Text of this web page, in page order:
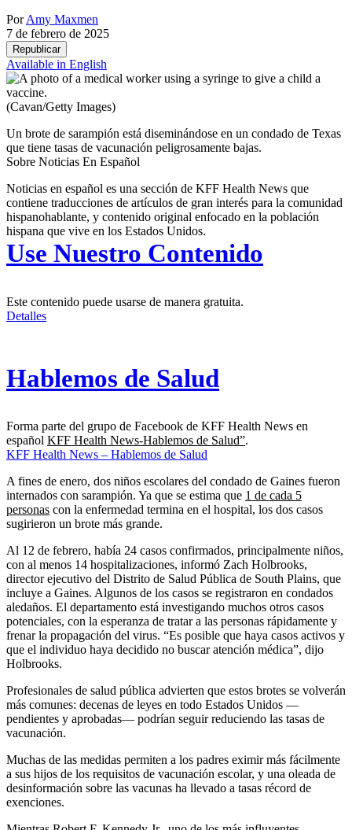
PorAmy Maxmen
7 de febrero de 2025
Republicar
Available in English
(Cavan/Getty Images)
Un brote de sarampión está diseminándose en un condado de Texas
que tiene tasas de vacunación peligrosamente bajas.
Sobre Noticias En Español
Noticias en español es una sección de KFF Health News que
contiene traducciones de artículos de gran interés para la comunidad
hispanohablante, y contenido original enfocado en la población
hispana que vive en los Estados Unidos.
Use Nuestro Contenido
Este contenido puede usarse de manera gratuita.
Detalles
Hablemos de Salud
Forma parte del grupo de Facebook de KFF Health News en
español KFF Health News-Hablemos de Salud”.
KFF Health News – Hablemos de Salud
A fines de enero, dos niños escolares del condado de Gaines fueron
internados con sarampión. Ya que se estima que 1 de cada 5
personas con la enfermedad termina en el hospital, los dos casos
sugirieron un brote más grande.
Al 12 de febrero, había 24 casos confirmados, principalmente niños,
con al menos 14 hospitalizaciones, informó Zach Holbrooks,
director ejecutivo del Distrito de Salud Pública de South Plains, que
incluye a Gaines. Algunos de los casos se registraron en condados
aledaños. El departamento está investigando muchos otros casos
potenciales, con la esperanza de tratar a las personas rápidamente y
frenar la propagación del virus. “Es posible que haya casos activos y
que el individuo haya decidido no buscar atención médica”, dijo
Holbrooks.
Profesionales de salud pública advierten que estos brotes se volverán
más comunes: decenas de leyes en todo Estados Unidos —
pendientes y aprobadas— podrían seguir reduciendo las tasas de
vacunación.
Muchas de las medidas permiten a los padres eximir más fácilmente
a sus hijos de los requisitos de vacunación escolar, y una oleada de
desinformación sobre las vacunas ha llevado a tasas récord de
exenciones.